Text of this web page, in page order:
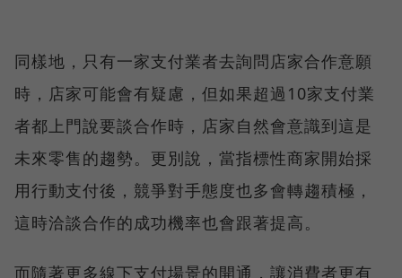
同樣地，只有一家支付業者去詢問店家合作意願
時，店家可能會有疑慮，但如果超過10家支付業
者都上門說要談合作時，店家自然會意識到這是
未來零售的趨勢。更別說，當指標性商家開始採
用行動支付後，競爭對手態度也多會轉趨積極，
這時洽談合作的成功機率也會跟著提高。
而隨著更多線下支付場景的開通，讓消費者更有